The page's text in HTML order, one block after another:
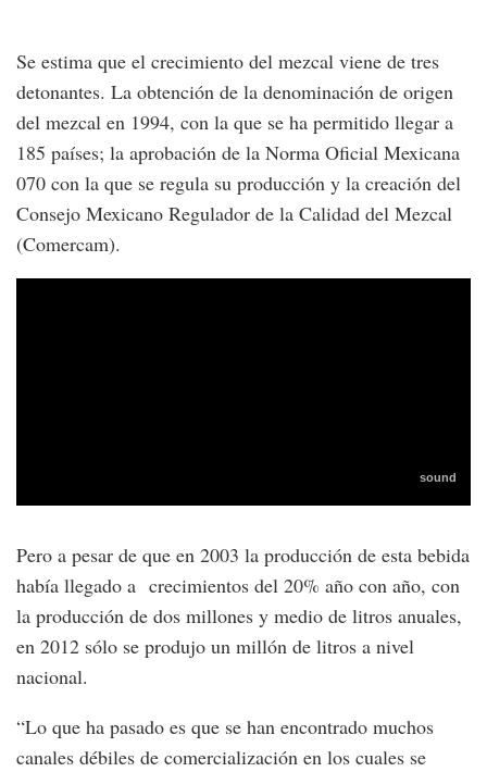
Se estima que el crecimiento del mezcal viene de tres
detonantes. La obtención de la denominación de origen
del mezcal en 1994, con la que se ha permitido llegar a
185 países; la aprobación de la Norma Oficial Mexicana
070 con la que se regula su producción y la creación del
Consejo Mexicano Regulador de la Calidad del Mezcal
(Comercam).
Pero a pesar de que en 2003 la producción de esta bebida
había llegado a crecimientos del 20% año con año, con
la producción de dos millones y medio de litros anuales,
en 2012 sólo se produjo un millón de litros a nivel
nacional.
“Lo que ha pasado es que se han encontrado muchos
canales débiles de comercialización en los cuales se